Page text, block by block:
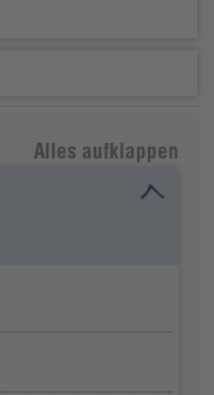
Alles aufklappen